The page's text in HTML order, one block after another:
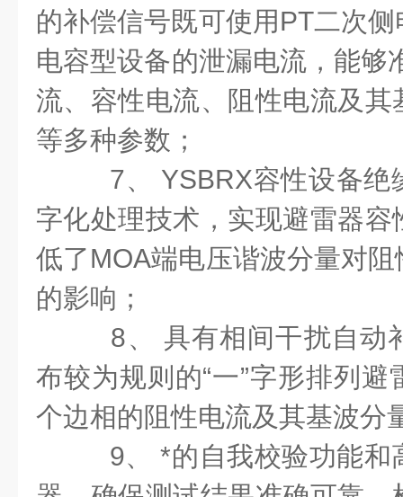
的补偿信号既可使用PT二次
电容型设备的泄漏电流，能够
流、容性电流、阻性电流及
等多种参数；
7、 YSBRX容性设备绝
字化处理技术，实现避雷器
低了MOA端电压谐波分量对
的影响；
8、 具有相间干扰自动
布较为规则的“一”字形排列
个边相的阻性电流及其基波分
9、 *的自我校验功能和